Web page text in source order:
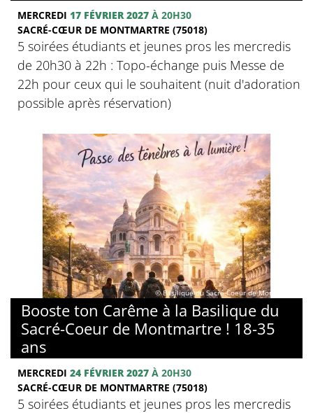
MERCREDI 17 FÉVRIER 2027 À 20H30
SACRÉ-CŒUR DE MONTMARTRE (75018)
5 soirées étudiants et jeunes pros les mercredis
de 20h30 à 22h : Topo-échange puis Messe de
22h pour ceux qui le souhaitent (nuit d'adoration
possible après réservation)
© Basilique du Sacré-Coeur de Montmartre
Booste ton Carême à la Basilique du
Sacré-Coeur de Montmartre ! 18-35
ans
MERCREDI 24 FÉVRIER 2027 À 20H30
SACRÉ-CŒUR DE MONTMARTRE (75018)
5 soirées étudiants et jeunes pros les mercredis